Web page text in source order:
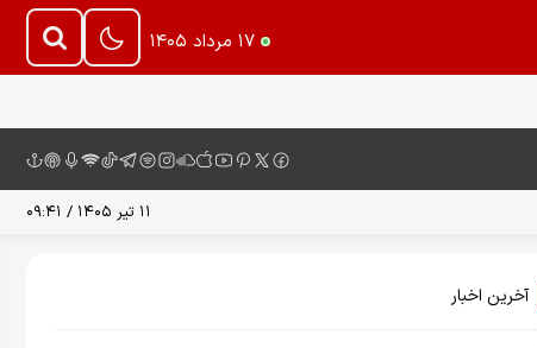
۱۷ مرداد ۱۴۰۵
۱۱ تیر ۱۴۰۵ / ۰۹:۴۱
آخرین اخبار